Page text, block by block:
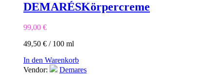
DEMARÉSKörpercreme
99,00 €
49,50 € / 100 ml
In den Warenkorb
Vendor:
Demares